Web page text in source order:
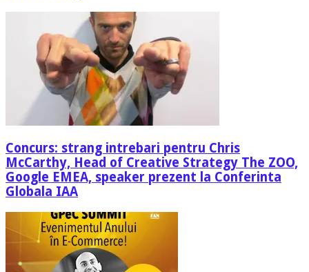
Concurs: strang intrebari pentru Chris
McCarthy, Head of Creative Strategy The ZOO,
Google EMEA, speaker prezent la Conferinta
Globala IAA